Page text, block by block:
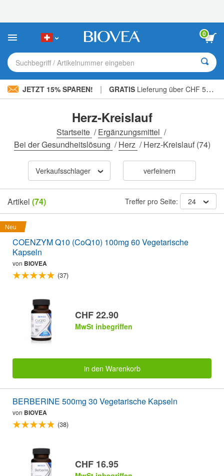
Sie:
Website
ein
Barrierefreiheitssystem.
0
Suchbegriff / Artikelnummer eingeben
JETZT 15% SPAREN! | GRATIS Lieferung über CHF 56.00 »
Herz-Kreislauf
Startseite /Ergänzungsmittel /
Bei der Gesundheitslösung /Herz /Herz-Kreislauf(74)
Verkaufsschlager verfeinern
Artikel (74) Treffer pro Seite: 24
Neu
COENZYM Q10 (CoQ10) 100mg 60 Vegetarische
Kapseln
von BIOVEA
(37)
CHF 22.90
MwSt inbegriffen
in den Warenkorb
BERBERINE 500mg 30 Vegetarische Kapseln
von BIOVEA
(38)
CHF 16.95